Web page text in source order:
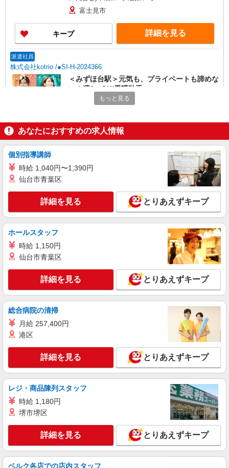
富士見市
キープ 詳細を見る
派遣社員
株式会社kotrio /●SI-H-2024366
＜みずほ台駅＞元気も、プライベートも諦めな
い＊週3〜OK/看護助手
時給1600円〜2250円 ＜日払い有/週払い有/交
富士見市
キープ 詳細を見る
派遣社員
株式会社トラストグロース 新宿本社 第3営業部
介護付き有料老人ホームでの夜専看護師
1夜勤：40500円〜41400円 ※資格や経験など
による
キープ 詳細を見る
株式会社kotrio /●SW-S-2023040
≪柳瀬川駅≫無資格・未経験OKの看護助手！
【正社員】月給240,000〜400,000円 ・基本
給：200,000円〜220,000円 ・資格手当：10,000〜
30,000円 ・役職手当：10,000〜70,000円 ・処遇改
善手当：20,000〜60,000円（勤続年数、保有資格
により変動） ・固定残業手当：20,000円（10時
間） ※固定残業時間を超過する場合には超過勤務
手当として別途支給 ・夜勤手当：10,000円/1回
（上記給与とは別に支給） 下記資格をお持ちの方
歓迎 ・認知症介護基礎研修 ・初任者研修 ・実務
富士見市水谷東｜最寄り：柳瀬川駅
キープ 詳細を見る
派遣社員
株式会社kotrio /●SI-H-2076308
みずほ台駅すぐ★病院でお掃除/食事の配膳な
時給1600円〜2250円 ＜日払い有/週払い有/交
通費全支給(ガソリン代含む)＞
富士見市
もっと見る
あなたにおすすめの求人情報
個別指導講師
時給 1,040円〜1,390円
仙台市青葉区
詳細を見る とりあえずキープ
ホールスタッフ
時給 1,150円
仙台市青葉区
詳細を見る とりあえずキープ
総合病院の清掃
月給 257,400円
港区
詳細を見る とりあえずキープ
レジ・商品陳列スタッフ
時給 1,180円
堺市堺区
詳細を見る とりあえずキープ
ベルク各店での店内スタッフ